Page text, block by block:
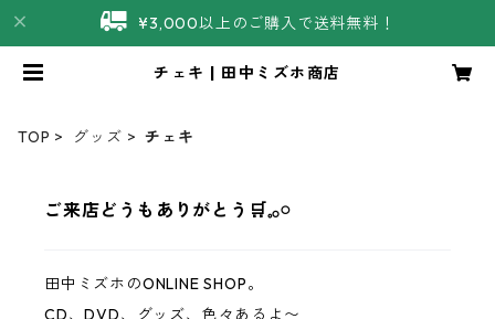
¥3,000以上のご購入で送料無料！
チェキ | 田中ミズホ商店
TOP グッズ チェキ
ご来店どうもありがとう‪‪🛒𓈒𓂂𓏸
田中ミズホのONLINE SHOP。
CD、DVD、グッズ、色々あるよ〜